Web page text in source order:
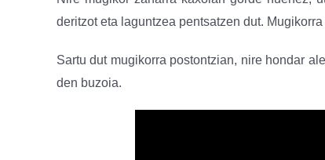
deritzot eta laguntzea pentsatzen dut.
Sartu dut mugikorra postontzian, nire hondar
den buzoia.